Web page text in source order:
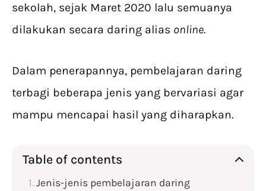
sekolah, sejak Maret 2020 lalu semuanya
dilakukan secara daring alias online.
Dalam penerapannya, pembelajaran daring
terbagi beberapa jenis yang bervariasi agar
mampu mencapai hasil yang diharapkan.
Table of contents
Jenis-jenis pembelajaran daring